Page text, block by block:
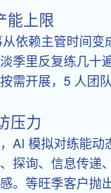
能上限
依赖主管时间
季里反复练几
需开展，5 人团
压力
AI 模拟对练能
探询、信息传递
。等旺季客户抛